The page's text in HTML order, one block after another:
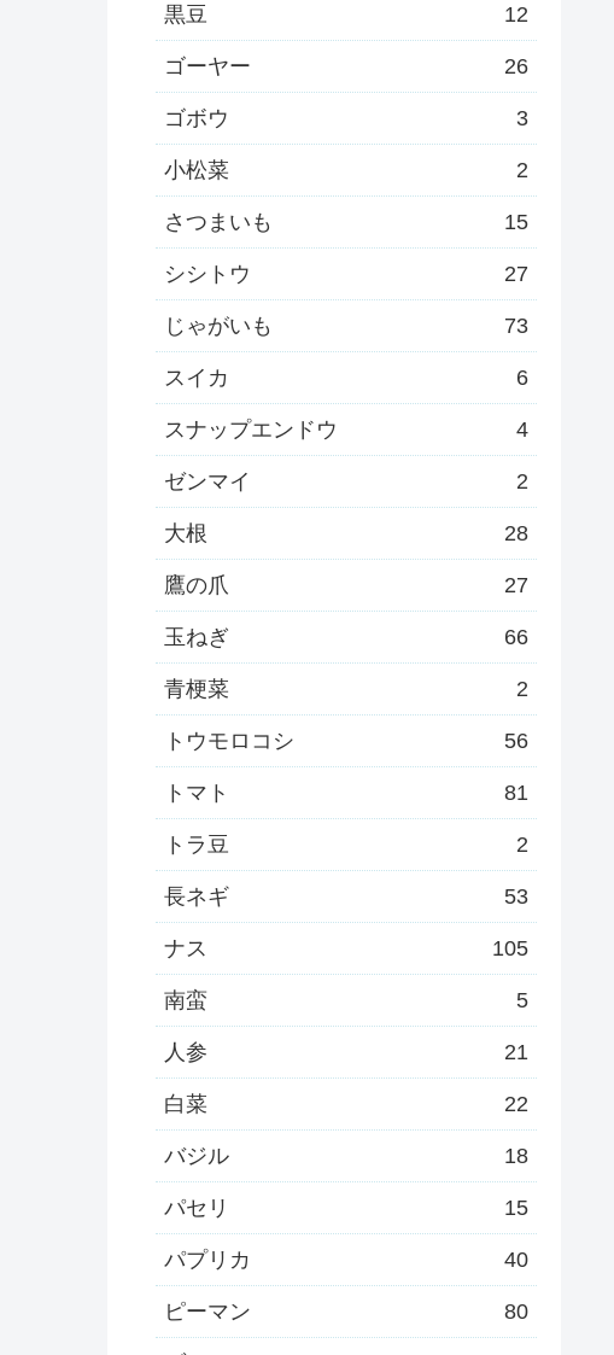
黒豆 12
ゴーヤー 26
ゴボウ 3
小松菜 2
さつまいも 15
シシトウ 27
じゃがいも 73
スイカ 6
スナップエンドウ 4
ゼンマイ 2
大根 28
鷹の爪 27
玉ねぎ 66
青梗菜 2
トウモロコシ 56
トマト 81
トラ豆 2
長ネギ 53
ナス 105
南蛮 5
人参 21
白菜 22
バジル 18
パセリ 15
パプリカ 40
ピーマン 80